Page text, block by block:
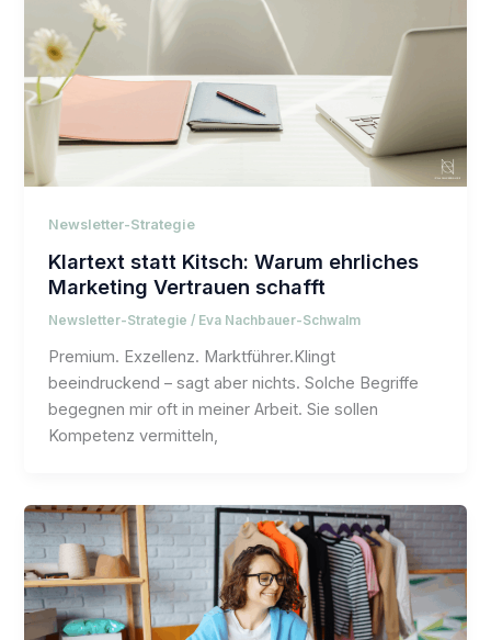
Newsletter-Strategie
Klartext statt Kitsch: Warum ehrliches
Marketing Vertrauen schafft
Newsletter-Strategie / Eva Nachbauer-Schwalm
Premium. Exzellenz. Marktführer.Klingt
beeindruckend – sagt aber nichts. Solche Begriffe
begegnen mir oft in meiner Arbeit. Sie sollen
Kompetenz vermitteln,